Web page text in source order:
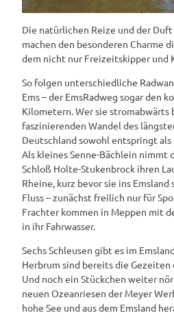
Die natürlichen Reize und der
machen den besonderen Charme
dem nicht nur Freizeitskipper und
So folgen unterschiedliche
Ems – der EmsRadweg sogar den
Kilometern. Wer sie
faszinierenden Wandel des
Deutschland sowohl entspringt
Als kleines Senne-Bächlein nimmt
Schloß Holte-Stukenbrock ihren
Rheine, kurz bevor sie ins
Fluss – zunächst freilich nur für
Frachter kommen in Meppen mit
in ihr Fahrwasser.
Sechs Schleusen gibt es im
Herbrum sind bereits die Gezeiten
Und noch ein Stückchen weiter
neuen Ozeanriesen der Meyer
hohe See und aus dem Emsland